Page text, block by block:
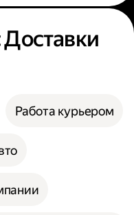
Работа курьером